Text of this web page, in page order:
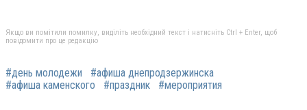
Якщо ви помітили помилку, виділіть необхідний текст і натисніть Ctrl + Enter, щоб
повідомити про це редакцію
#день молодежи
#афиша днепродзержинска
#афиша каменского
#праздник #мероприятия